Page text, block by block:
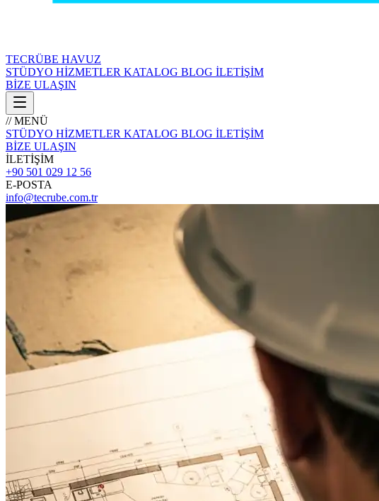
TECRÜBE HAVUZ
STÜDYO HİZMETLER KATALOG BLOG İLETİŞİM
BİZE ULAŞIN
// MENÜ
STÜDYO HİZMETLER KATALOG BLOG İLETİŞİM
BİZE ULAŞIN
İLETİŞİM
+90 501 029 12 56
E-POSTA
info@tecrube.com.tr